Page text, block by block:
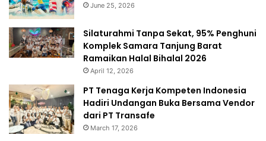
June 25, 2026
Silaturahmi Tanpa Sekat, 95% Penghuni
Komplek Samara Tanjung Barat
Ramaikan Halal Bihalal 2026
April 12, 2026
PT Tenaga Kerja Kompeten Indonesia
Hadiri Undangan Buka Bersama Vendor
dari PT Transafe
March 17, 2026